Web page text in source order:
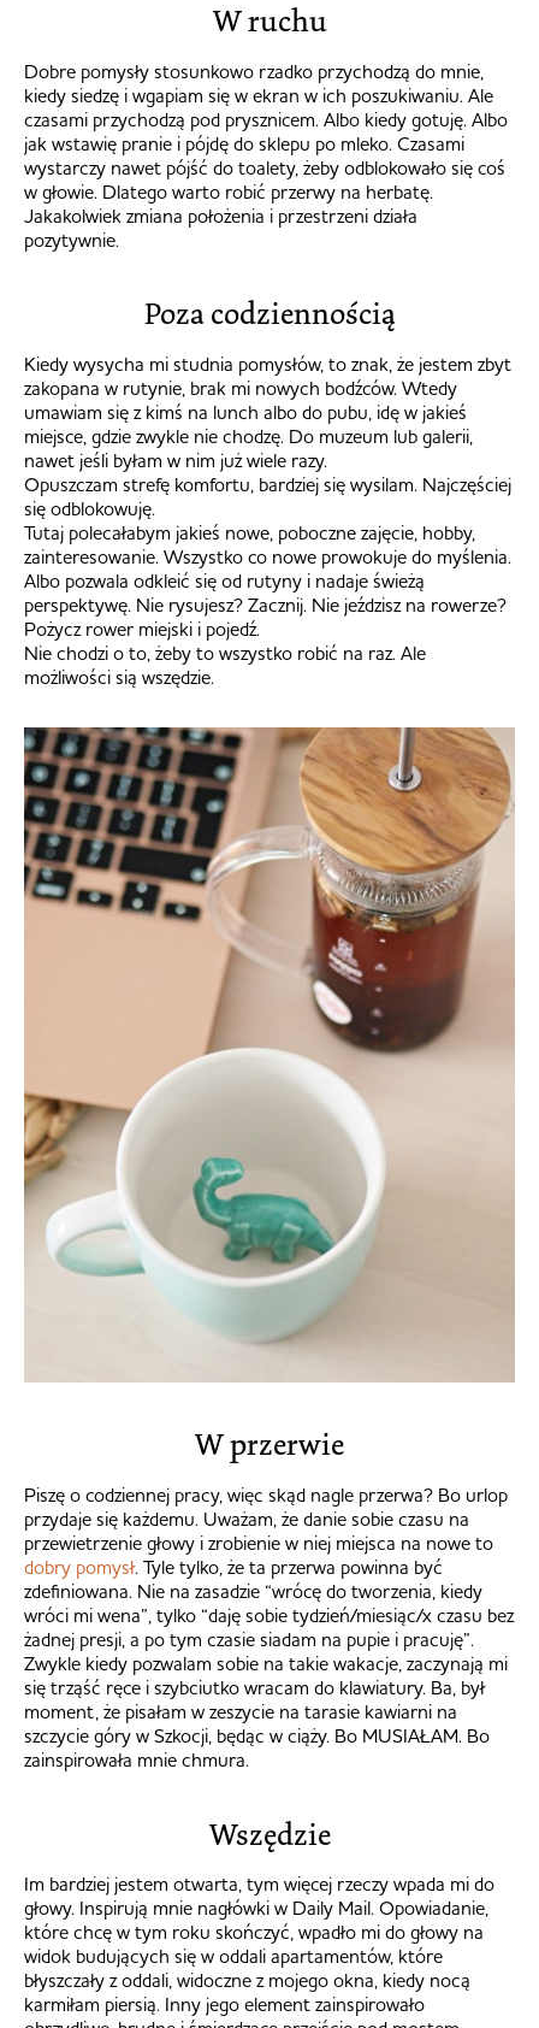
W ruchu
Dobre pomysły stosunkowo rzadko przychodzą do mnie,
kiedy siedzę i wgapiam się w ekran w ich poszukiwaniu. Ale
czasami przychodzą pod prysznicem. Albo kiedy gotuję. Albo
jak wstawię pranie i pójdę do sklepu po mleko. Czasami
wystarczy nawet pójść do toalety, żeby odblokowało się coś
w głowie. Dlatego warto robić przerwy na herbatę.
Jakakolwiek zmiana położenia i przestrzeni działa
pozytywnie.
Poza codziennością
Kiedy wysycha mi studnia pomysłów, to znak, że jestem zbyt
zakopana w rutynie, brak mi nowych bodźców. Wtedy
umawiam się z kimś na lunch albo do pubu, idę w jakieś
miejsce, gdzie zwykle nie chodzę. Do muzeum lub galerii,
nawet jeśli byłam w nim już wiele razy.
Opuszczam strefę komfortu, bardziej się wysilam. Najczęściej
się odblokowuję.
Tutaj polecałabym jakieś nowe, poboczne zajęcie, hobby,
zainteresowanie. Wszystko co nowe prowokuje do myślenia.
Albo pozwala odkleić się od rutyny i nadaje świeżą
perspektywę. Nie rysujesz? Zacznij. Nie jeździsz na rowerze?
Pożycz rower miejski i pojedź.
Nie chodzi o to, żeby to wszystko robić na raz. Ale
możliwości sią wszędzie.
W przerwie
Piszę o codziennej pracy, więc skąd nagle przerwa? Bo urlop
przydaje się każdemu. Uważam, że danie sobie czasu na
przewietrzenie głowy i zrobienie w niej miejsca na nowe to
dobry pomysł. Tyle tylko, że ta przerwa powinna być
zdefiniowana. Nie na zasadzie “wrócę do tworzenia, kiedy
wróci mi wena”, tylko “daję sobie tydzień/miesiąc/x czasu bez
żadnej presji, a po tym czasie siadam na pupie i pracuję”.
Zwykle kiedy pozwalam sobie na takie wakacje, zaczynają mi
się trząść ręce i szybciutko wracam do klawiatury. Ba, był
moment, że pisałam w zeszycie na tarasie kawiarni na
szczycie góry w Szkocji, będąc w ciąży. Bo MUSIAŁAM. Bo
zainspirowała mnie chmura.
Wszędzie
Im bardziej jestem otwarta, tym więcej rzeczy wpada mi do
głowy. Inspirują mnie nagłówki w Daily Mail. Opowiadanie,
które chcę w tym roku skończyć, wpadło mi do głowy na
widok budujących się w oddali apartamentów, które
błyszczały z oddali, widoczne z mojego okna, kiedy nocą
karmiłam piersią. Inny jego element zainspirowało